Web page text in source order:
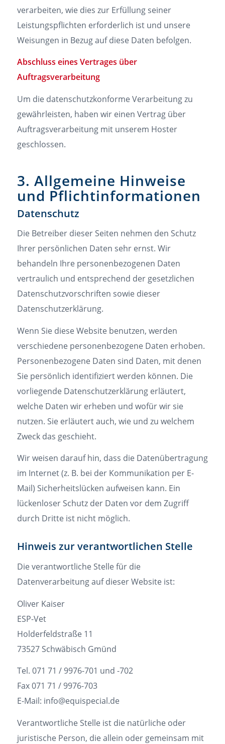
verarbeiten, wie dies zur Erfüllung seiner
Leistungspflichten erforderlich ist und unsere
Weisungen in Bezug auf diese Daten befolgen.
Abschluss eines Vertrages über
Auftragsverarbeitung
Um die datenschutzkonforme Verarbeitung zu
gewährleisten, haben wir einen Vertrag über
Auftragsverarbeitung mit unserem Hoster
geschlossen.
3. Allgemeine Hinweise
und Pflichtinformationen
Datenschutz
Die Betreiber dieser Seiten nehmen den Schutz
Ihrer persönlichen Daten sehr ernst. Wir
behandeln Ihre personenbezogenen Daten
vertraulich und entsprechend der gesetzlichen
Datenschutzvorschriften sowie dieser
Datenschutzerklärung.
Wenn Sie diese Website benutzen, werden
verschiedene personenbezogene Daten erhoben.
Personenbezogene Daten sind Daten, mit denen
Sie persönlich identifiziert werden können. Die
vorliegende Datenschutzerklärung erläutert,
welche Daten wir erheben und wofür wir sie
nutzen. Sie erläutert auch, wie und zu welchem
Zweck das geschieht.
Wir weisen darauf hin, dass die Datenübertragung
im Internet (z. B. bei der Kommunikation per E-
Mail) Sicherheitslücken aufweisen kann. Ein
lückenloser Schutz der Daten vor dem Zugriff
durch Dritte ist nicht möglich.
Hinweis zur verantwortlichen Stelle
Die verantwortliche Stelle für die
Datenverarbeitung auf dieser Website ist:
Oliver Kaiser
ESP-Vet
Holderfeldstraße 11
73527 Schwäbisch Gmünd
Tel. 071 71 / 9976-701 und -702
Fax 071 71 / 9976-703
E-Mail: info@equispecial.de
Verantwortliche Stelle ist die natürliche oder
juristische Person, die allein oder gemeinsam mit